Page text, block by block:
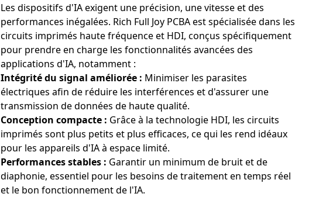
Les dispositifs d'IA exigent une précision, une vitesse et des
performances inégalées. Rich Full Joy PCBA est spécialisée dans les
circuits imprimés haute fréquence et HDI, conçus spécifiquement
pour prendre en charge les fonctionnalités avancées des
applications d'IA, notamment :
Intégrité du signal améliorée : Minimiser les parasites
électriques afin de réduire les interférences et d'assurer une
transmission de données de haute qualité.
Conception compacte : Grâce à la technologie HDI, les circuits
imprimés sont plus petits et plus efficaces, ce qui les rend idéaux
pour les appareils d'IA à espace limité.
Performances stables : Garantir un minimum de bruit et de
diaphonie, essentiel pour les besoins de traitement en temps réel
et le bon fonctionnement de l'IA.